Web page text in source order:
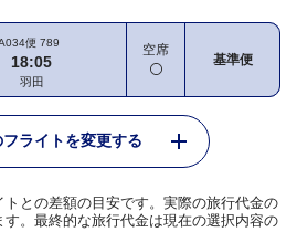
便 789
18:05
羽田
空席
基準便
フライトを変更する
との差額の目安です。実際の旅行代金の
。最終的な旅行代金は現在の選択内容の